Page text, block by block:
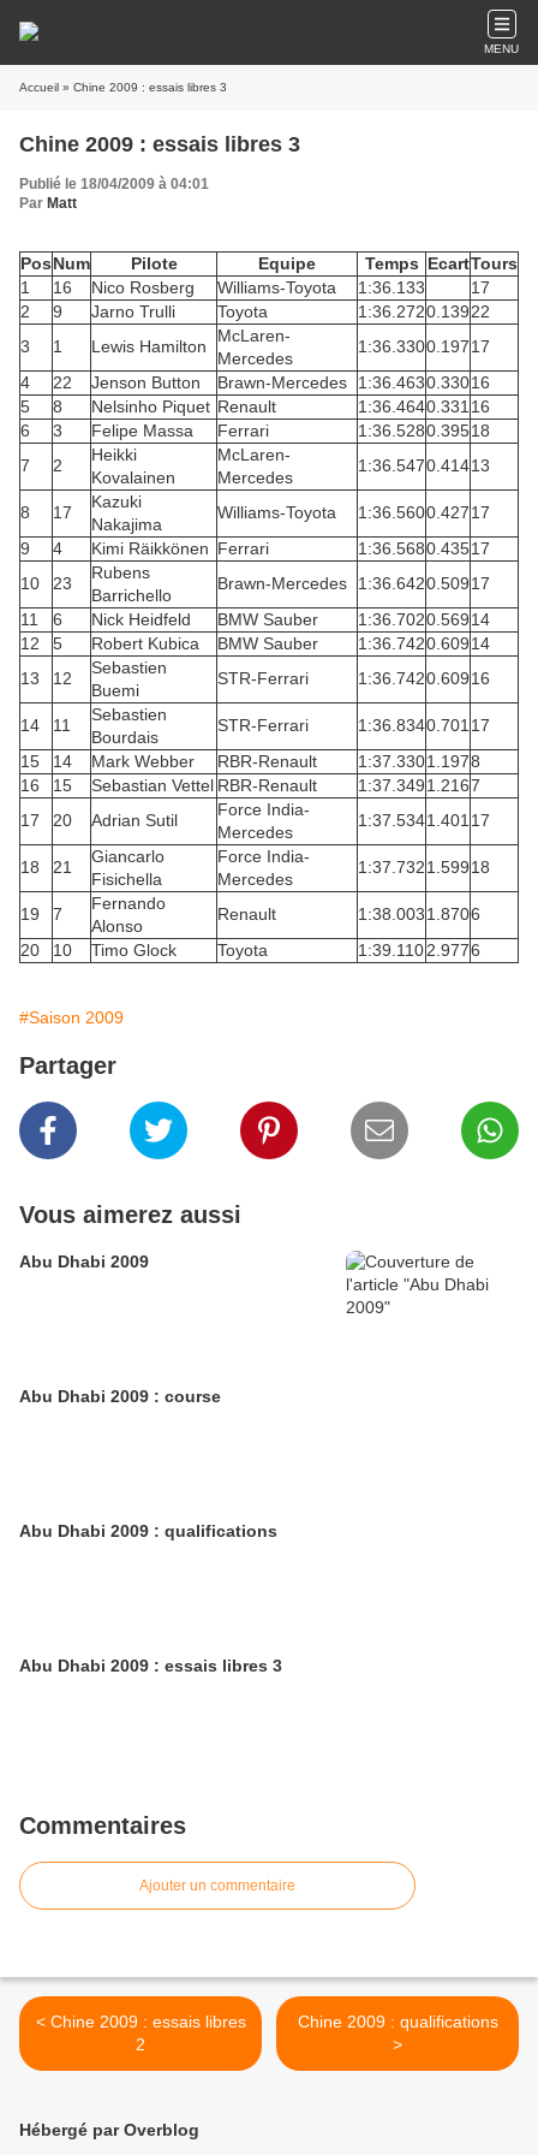
MENU
Accueil » Chine 2009 : essais libres 3
Chine 2009 : essais libres 3
Publié le 18/04/2009 à 04:01
Par Matt
PosNum Pilote Equipe Temps EcartTours
1
16 Nico Rosberg Williams-Toyota 1:36.133
17
2
9 Jarno Trulli Toyota 1:36.2720.13922
3
1 Lewis Hamilton
McLaren-
Mercedes
1:36.3300.19717
4
22 Jenson Button Brawn-Mercedes 1:36.4630.33016
5
8 Nelsinho Piquet Renault 1:36.4640.331 16
6
3 Felipe Massa Ferrari 1:36.5280.39518
7
2
Heikki
Kovalainen
McLaren-
Mercedes
1:36.5470.41413
8 17
Kazuki
Nakajima
Williams-Toyota 1:36.5600.42717
9
4 Kimi Räikkönen Ferrari 1:36.5680.43517
10
23
Rubens
Barrichello
Brawn-Mercedes 1:36.6420.50917
11
6 Nick Heidfeld BMW Sauber 1:36.7020.56914
12
5 Robert Kubica BMW Sauber 1:36.7420.60914
13
12
Sebastien
Buemi
STR-Ferrari 1:36.7420.60916
14 11
Sebastien
Bourdais
STR-Ferrari 1:36.8340.701 17
15
14 Mark Webber RBR-Renault 1:37.3301.1978
16
15 Sebastian Vettel RBR-Renault 1:37.3491.2167
17
20 Adrian Sutil
Force India-
Mercedes
1:37.5341.401 17
18 21
Giancarlo
Fisichella
Force India-
Mercedes
1:37.7321.59918
19 7
Fernando
Alonso
Renault 1:38.0031.8706
20
10 Timo Glock Toyota 1:39.1102.9776
#Saison 2009
Partager
Vous aimerez aussi
Abu Dhabi 2009
Abu Dhabi 2009 : course
Abu Dhabi 2009 : qualifications
Abu Dhabi 2009 : essais libres 3
Commentaires
Ajouter un commentaire
< Chine 2009 : essais libres
2
Chine 2009 : qualifications
>
Hébergé par Overblog